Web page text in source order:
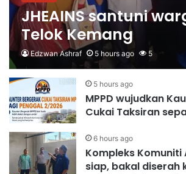
JHEAINS santuni
Telok Kemang
Edzwan Ashraf 5 hours ago 5
5 hours ago
MPPD wujudkan
Cukai Taksiran
6 hours ago
Kompleks Komuniti
siap, bakal diserah